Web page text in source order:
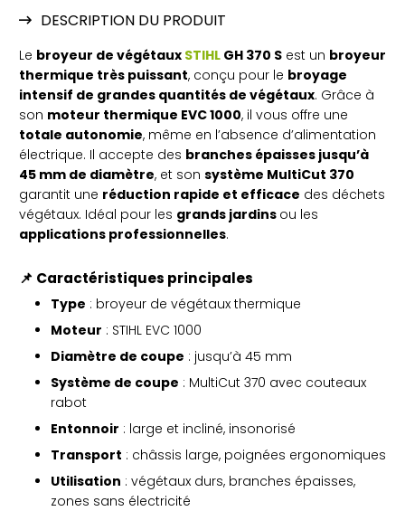
DESCRIPTION DU PRODUIT
Le broyeur de végétaux STIHL GH 370 S est un broyeur
thermique très puissant, conçu pour le broyage
intensif de grandes quantités de végétaux. Grâce à
son moteur thermique EVC 1000, il vous offre une
totale autonomie, même en l’absence d’alimentation
électrique. Il accepte des branches épaisses jusqu’à
45 mm de diamètre, et son système MultiCut 370
garantit une réduction rapide et efficace des déchets
végétaux. Idéal pour les grands jardins ou les
applications professionnelles.
📌 Caractéristiques principales
Type : broyeur de végétaux thermique
Moteur : STIHL EVC 1000
Diamètre de coupe : jusqu’à 45 mm
Système de coupe : MultiCut 370 avec couteaux
rabot
Entonnoir : large et incliné, insonorisé
Transport : châssis large, poignées ergonomiques
Utilisation : végétaux durs, branches épaisses,
zones sans électricité